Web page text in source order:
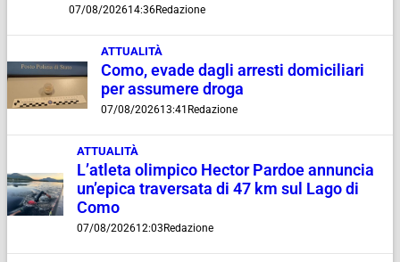
07/08/202614:36Redazione
ATTUALITÀ
Como, evade dagli arresti domiciliari
per assumere droga
07/08/202613:41 Redazione
ATTUALITÀ
L’atleta olimpico Hector Pardoe annuncia
un’epica traversata di 47 km sul Lago di
Como
07/08/202612:03 Redazione